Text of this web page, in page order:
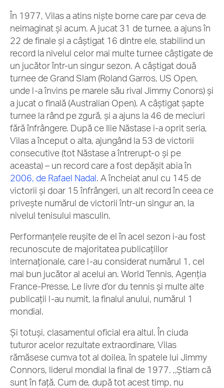
În 1977, Vilas a atins niște borne care par ceva de
neimaginat și acum. A jucat 31 de turnee, a ajuns în
22 de finale și a câștigat 16 dintre ele, stabilind un
record la nivelul celor mai multe turnee câștigate de
un jucător într-un singur sezon. A câștigat două
turnee de Grand Slam (Roland Garros, US Open,
unde l-a învins pe marele său rival Jimmy Conors) și
a jucat o finală (Australian Open). A câștigat șapte
turnee la rând pe zgură, și a ajuns la 46 de meciuri
fără înfrângere. După ce Ilie Năstase i-a oprit seria,
Vilas a început o alta, ajungând la 53 de victorii
consecutive (tot Năstase a întrerupt-o și pe
aceasta) – un record care a fost depășit abia în
2006, de Rafael Nadal. A încheiat anul cu 145 de
victorii și doar 15 înfrângeri, un alt record în ceea ce
privește numărul de victorii într-un singur an, la
nivelul tenisului masculin.
Performanțele reușite de el în acel sezon i-au fost
recunoscute de majoritatea publicațiilor
internaționale, care l-au considerat numărul 1, cel
mai bun jucător al acelui an. World Tennis, Agenția
France-Presse, Le livre d’or du tennis și multe alte
publicații l-au numit, la finalul anului, numărul 1
mondial.
Și totuși, clasamentul oficial era altul. În ciuda
tuturor acelor rezultate extraordinare, Vilas
rămăsese cumva tot al doilea, în spatele lui Jimmy
Connors, liderul mondial la final de 1977. ,,Știam că
sunt în față. Cum de, după tot acest timp, nu